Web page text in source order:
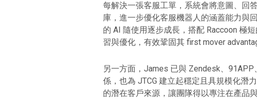
每解決一張客服工單，系統會將意圖、回
庫，進一步優化客服機器人的涵蓋能力與
的 AI 隨使用逐步成長，搭配 Raccoon 極
習與優化，有效鞏固其 first mover
另一方面，James 已與 Zendesk、
係，也為 JTCG 建立起穩定且具規模化潛
的潛在客戶來源，讓團隊得以專注在產品